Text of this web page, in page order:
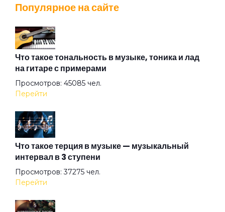
The Angel Calling
The Postcard
The Time
The Wind
Популярное на сайте
Что такое тональность в музыке, тоника и лад
на гитаре с примерами
Просмотров: 45085 чел.
Перейти
Что такое терция в музыке — музыкальный
интервал в 3 ступени
Просмотров: 37275 чел.
Перейти